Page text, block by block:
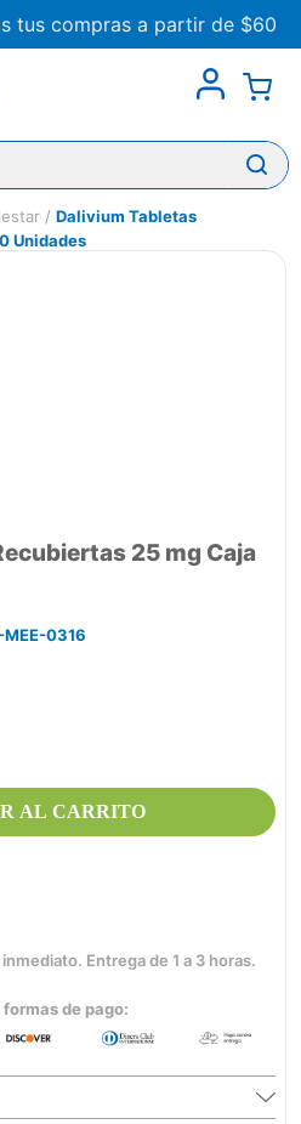
tus compras a partir de $60
Dalivium Tabletas
Unidades
25 mg Caja
0316
AL CARRITO
Entrega de 1 a 3 horas.
de pago: